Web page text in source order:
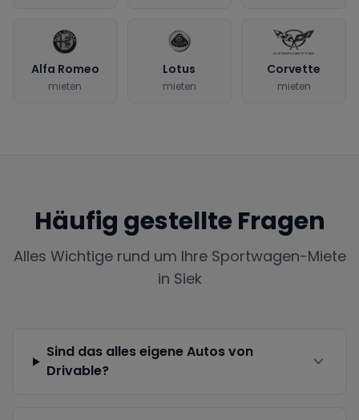
Alfa Romeo
mieten
Lotus
mieten
Corvette
mieten
Häufig gestellte Fragen
Alles Wichtige rund um Ihre Sportwagen-Miete
in Siek
Sind das alles eigene Autos von
Drivable?